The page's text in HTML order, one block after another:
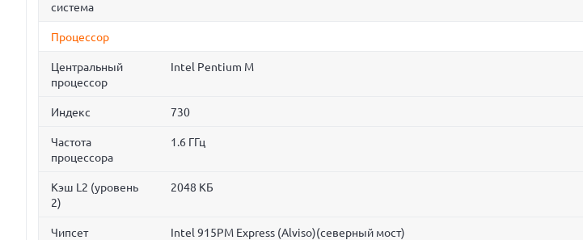
система
Процессор
Центральный
процессор
Intel Pentium M
Индекс 730
Частота
процессора
1.6 ГГц
Кэш L2 (уровень
2)
2048 КБ
Чипсет Intel 915PM Express (Alviso)(северный мост)